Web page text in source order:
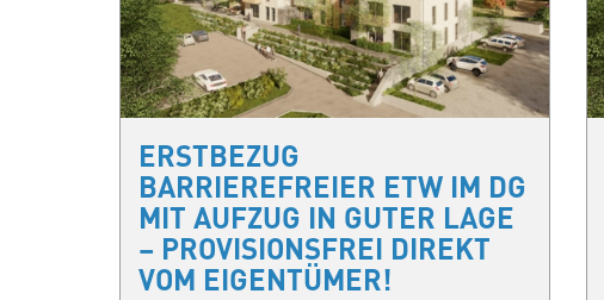
ERSTBEZUG
BARRIEREFREIER ETW IM DG
MIT AUFZUG IN GUTER LAGE
– PROVISIONSFREI DIREKT
VOM EIGENTÜMER!